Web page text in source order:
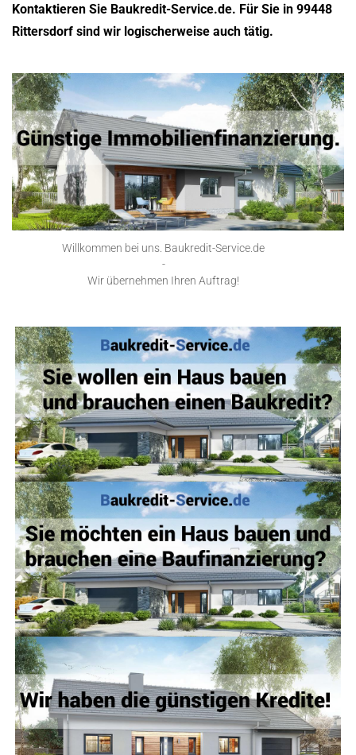
Kontaktieren Sie Baukredit-Service.de. Für Sie in 99448
Rittersdorf sind wir logischerweise auch tätig.
Willkommen bei uns. Baukredit-Service.de
-
Wir übernehmen Ihren Auftrag!